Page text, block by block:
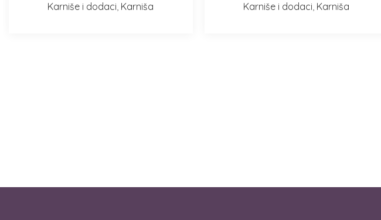
Karniše i dodaci, Karniša Karniše i dodaci, Karniša